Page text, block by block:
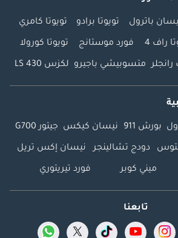
باترول تويوتا برادو تويوتا كامري
راف 4 فورد موستانج تويوتا كورولا
متسوبيشي باجيرو لكزس LS 430
بورش 911 نيسان كيكس جيتور G700
دودج تشالينجر نيسان إكس تريل
ميني كوبر فورد تيريتوري
تابعنا